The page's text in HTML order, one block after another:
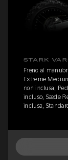
STARK
Freno al
Extreme
non inclusa,
incluso, Sæde
inclusa,